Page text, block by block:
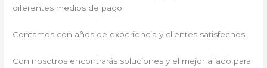
diferentes medios de pago.
Contamos con años de experiencia y clientes satisfechos.
Con nosotros encontrarás soluciones y el mejor aliado para